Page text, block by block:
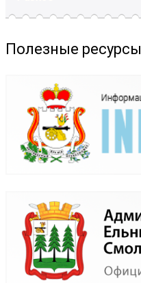
Полезные ресурсы